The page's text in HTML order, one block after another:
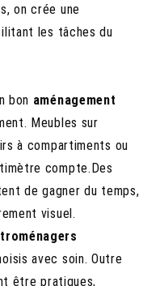
on crée une
les tâches du
bon aménagement
Meubles sur
à compartiments ou
compte.Des
de gagner du temps,
visuel.
avec soin. Outre
être pratiques,